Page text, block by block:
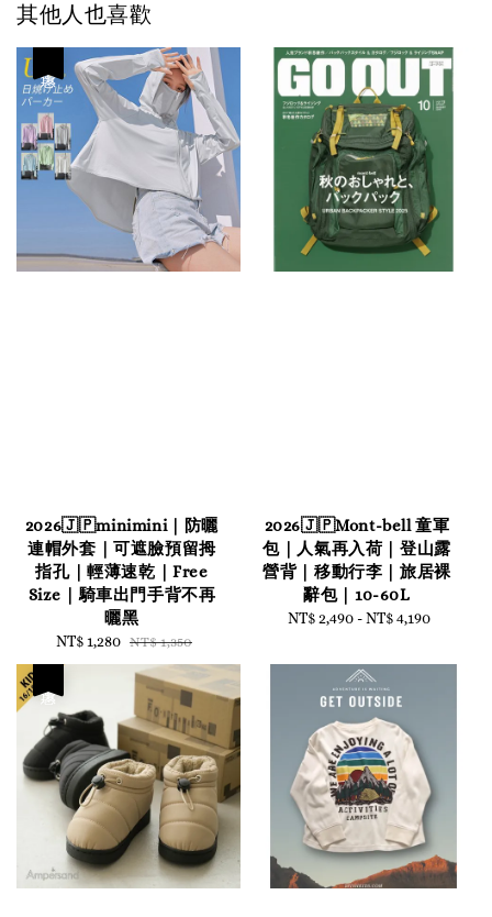
其他人也喜歡
2026🇯🇵minimini｜防曬
連帽外套｜可遮臉預留拇
指孔｜輕薄速乾｜Free
Size｜騎車出門手背不再
曬黑
Sale
price
NT$ 1,280 Regular
price
NT$ 1,350
2026🇯🇵Mont-bell 童軍
包｜人氣再入荷｜登山露
營背｜移動行李｜旅居裸
辭包｜10-60L
Regular
NT$ 2,490 -NT$ 4,190